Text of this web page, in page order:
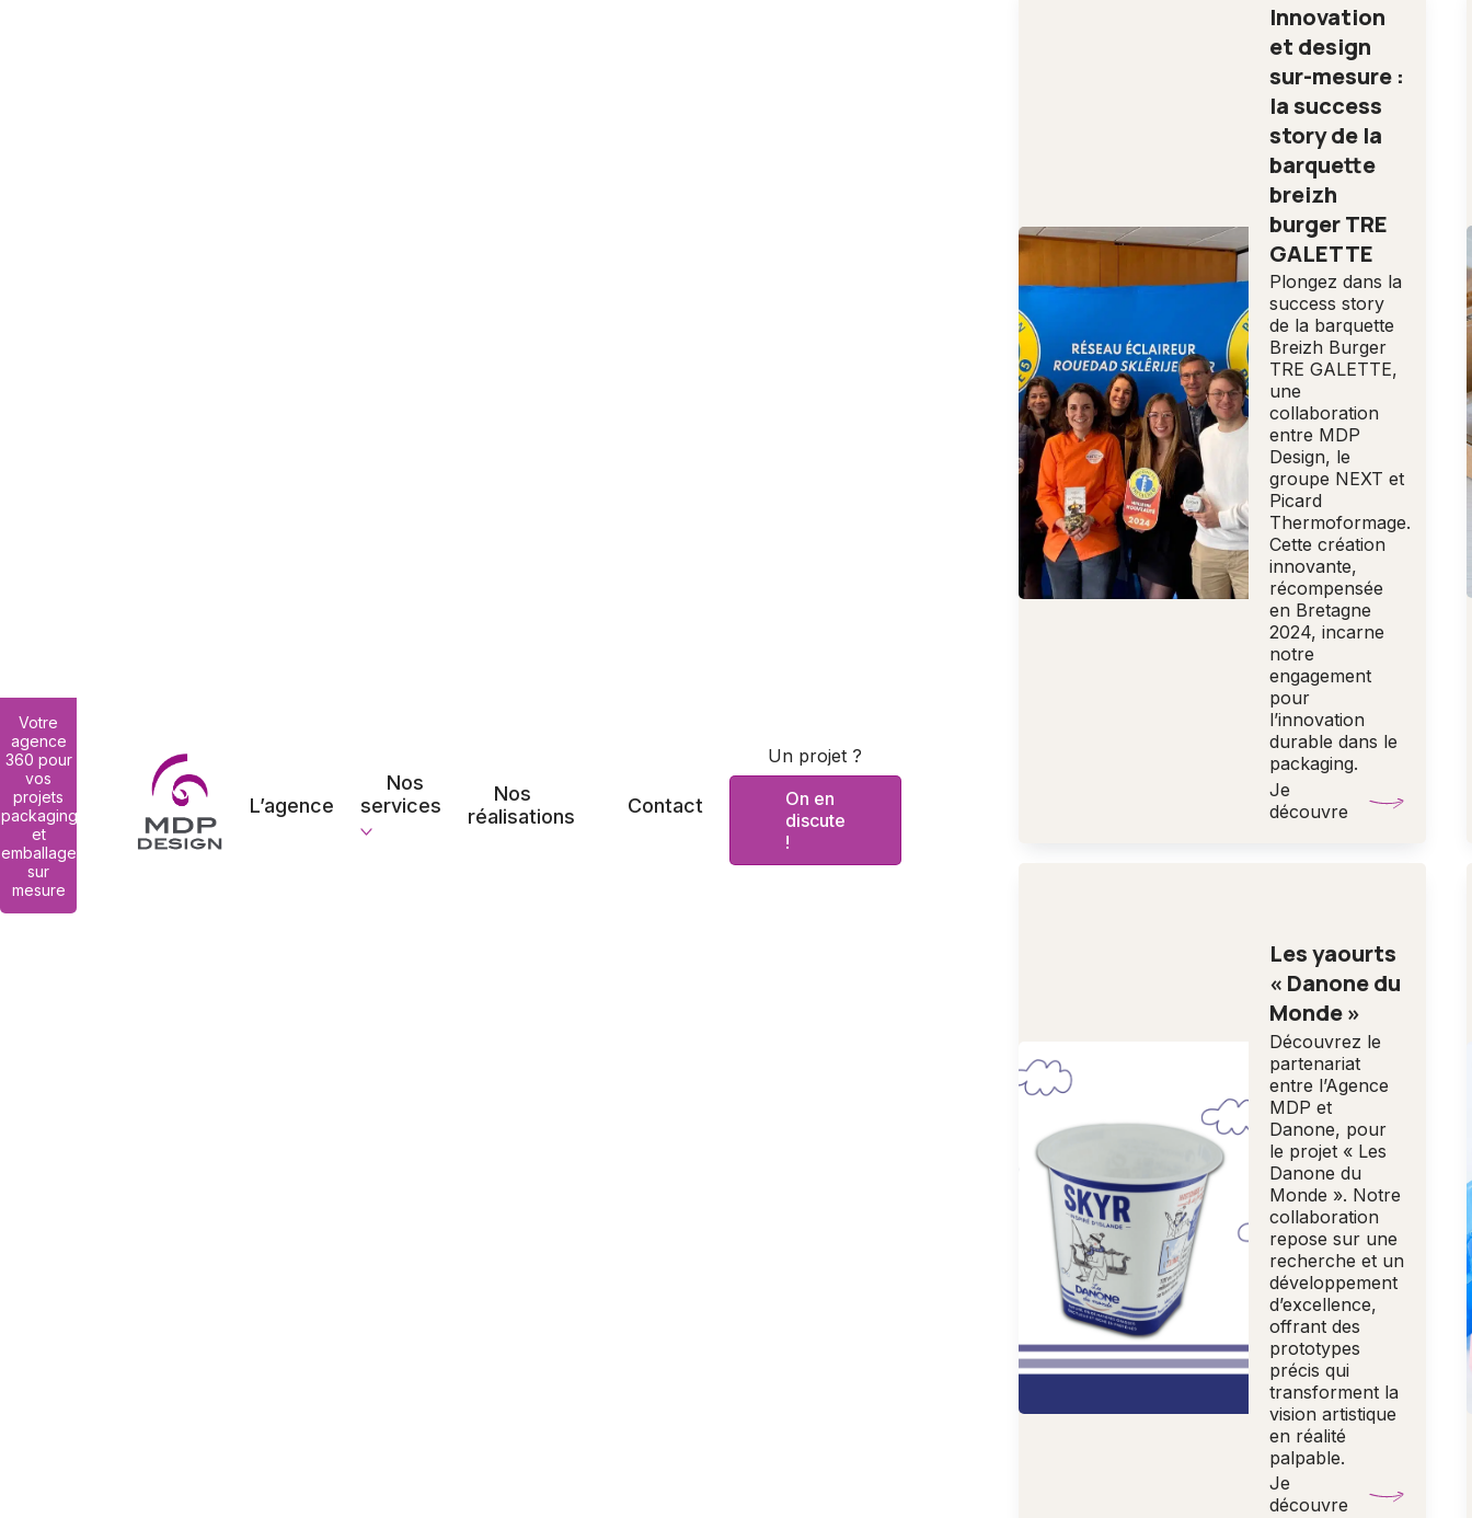
Votre
agence
360 pour
vos
projets
packaging
et
emballage
sur
mesure
L’agence
Nos
services
Nos
réalisations
Contact
Un projet ?
On en
discute
!
Innovation
et design
sur-mesure :
la success
story de la
barquette
breizh
burger TRE
GALETTE
Plongez dans la
success story
de la barquette
Breizh Burger
TRE GALETTE,
une
collaboration
entre MDP
Design, le
groupe NEXT et
Picard
Thermoformage.
Cette création
innovante,
récompensée
en Bretagne
2024, incarne
notre
engagement
pour
l’innovation
durable dans le
packaging.
Je
découvre
Les yaourts
« Danone du
Monde »
Découvrez le
partenariat
entre l’Agence
MDP et
Danone, pour
le projet « Les
Danone du
Monde ». Notre
collaboration
repose sur une
recherche et un
développement
d’excellence,
offrant des
prototypes
précis qui
transforment la
vision artistique
en réalité
palpable.
Je
découvre